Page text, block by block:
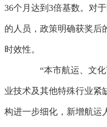
36个月达到3倍基数。对
的人员，政策明确获奖后
时效性。
“本市航运、文化
业技术及其他特殊行业紧
构进一步细化，新增航运